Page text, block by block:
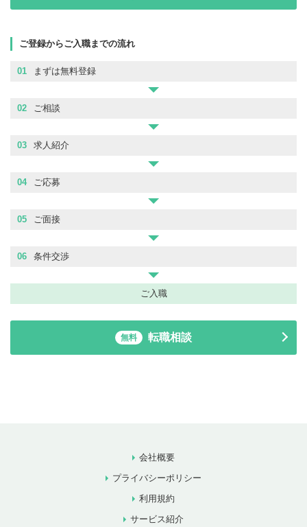
ご登録からご入職までの流れ
01 まずは無料登録
02 ご相談
03 求人紹介
04 ご応募
05 ご面接
06 条件交渉
ご入職
無料 転職相談
会社概要
プライバシーポリシー
利用規約
サービス紹介